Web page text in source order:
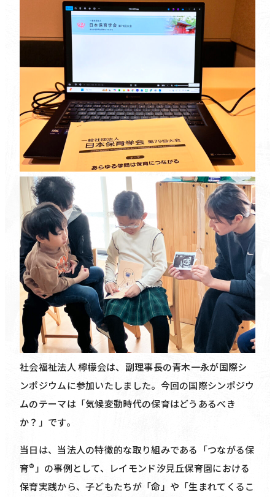
社会福祉法人 檸檬会は、副理事長の青木一永が国際シ
ンポジウムに参加いたしました。今回の国際シンポジウ
ムのテーマは「気候変動時代の保育はどうあるべき
か？」です。
当日は、当法人の特徴的な取り組みである「つながる保
育®️」の事例として、レイモンド汐見丘保育園における
保育実践から、子どもたちが「命」や「生まれてくるこ